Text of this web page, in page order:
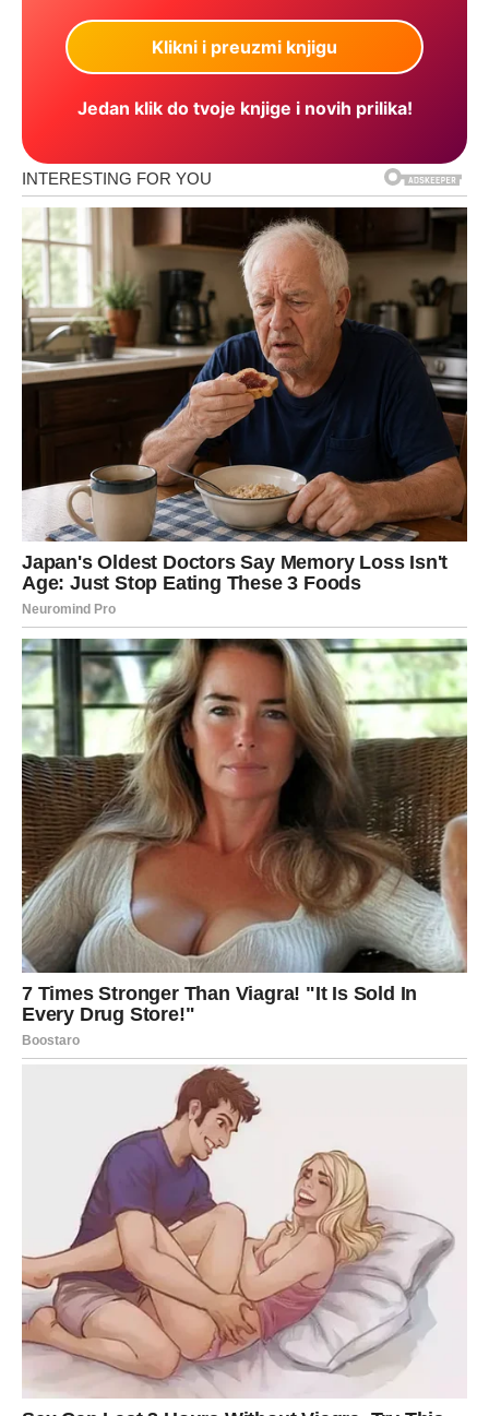
Jedan klik do tvoje knjige i novih prilika!